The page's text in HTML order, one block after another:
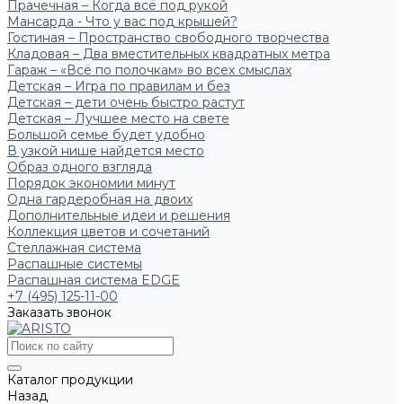
Прачечная – Когда всё под рукой
Мансарда - Что у вас под крышей?
Гостиная – Пространство свободного творчества
Кладовая – Два вместительных квадратных метра
Гараж – «Всё по полочкам» во всех смыслах
Детская – Игра по правилам и без
Детская – дети очень быстро растут
Детская – Лучшее место на свете
Большой семье будет удобно
В узкой нише найдется место
Образ одного взгляда
Порядок экономии минут
Одна гардеробная на двоих
Дополнительные идеи и решения
Коллекция цветов и сочетаний
Стеллажная система
Распашные системы
Распашная система EDGE
+7 (495) 125-11-00
Заказать звонок
Каталог продукции
Назад